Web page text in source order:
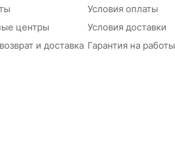
центры
и доставка
Условия оплаты
Условия доставки
Гарантия на работы